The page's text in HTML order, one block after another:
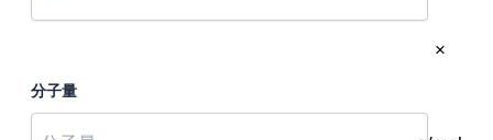
×
分子量